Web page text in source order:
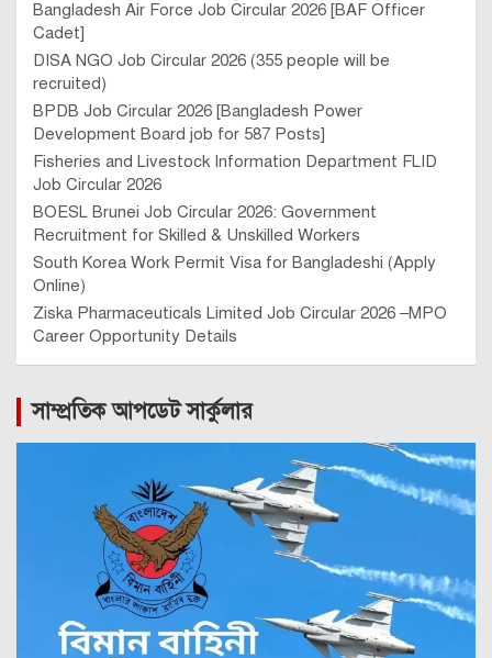
Bangladesh Air Force Job Circular 2026 [BAF Officer
Cadet]
DISA NGO Job Circular 2026 (355 people will be
recruited)
BPDB Job Circular 2026 [Bangladesh Power
Development Board job for 587 Posts]
Fisheries and Livestock Information Department FLID
Job Circular 2026
BOESL Brunei Job Circular 2026: Government
Recruitment for Skilled & Unskilled Workers
South Korea Work Permit Visa for Bangladeshi (Apply
Online)
Ziska Pharmaceuticals Limited Job Circular 2026 –MPO
Career Opportunity Details
সাম্প্রতিক আপডেট সার্কুলার